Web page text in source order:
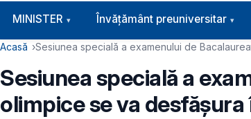
Navigație principală
MINISTER Învăţământ preuniversitar
Cale de navigare
Acasă Sesiunea specială a examenului de
Sesiunea specială a
olimpice se va